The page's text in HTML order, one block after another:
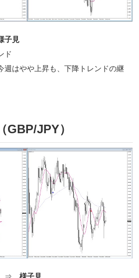
子見
ド
週はやや上昇も、下降トレンドの継
GBP/JPY）